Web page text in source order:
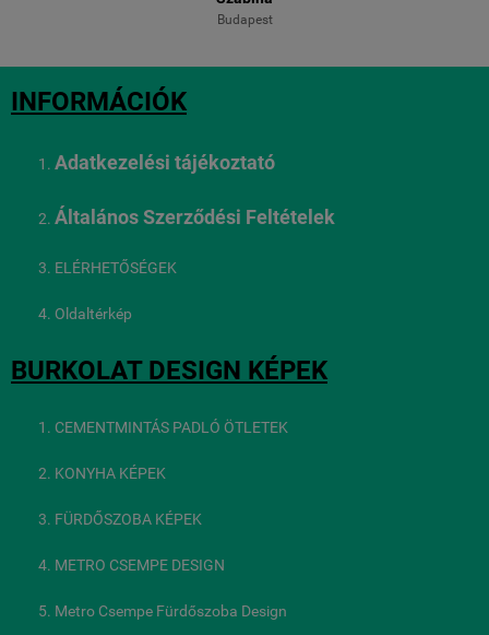
Budapest
INFORMÁCIÓK
Adatkezelési tájékoztató
Általános Szerződési Feltételek
ELÉRHETŐSÉGEK
Oldaltérkép
BURKOLAT DESIGN KÉPEK
CEMENTMINTÁS PADLÓ ÖTLETEK
KONYHA KÉPEK
FÜRDŐSZOBA KÉPEK
METRO CSEMPE DESIGN
Metro Csempe Fürdőszoba Design